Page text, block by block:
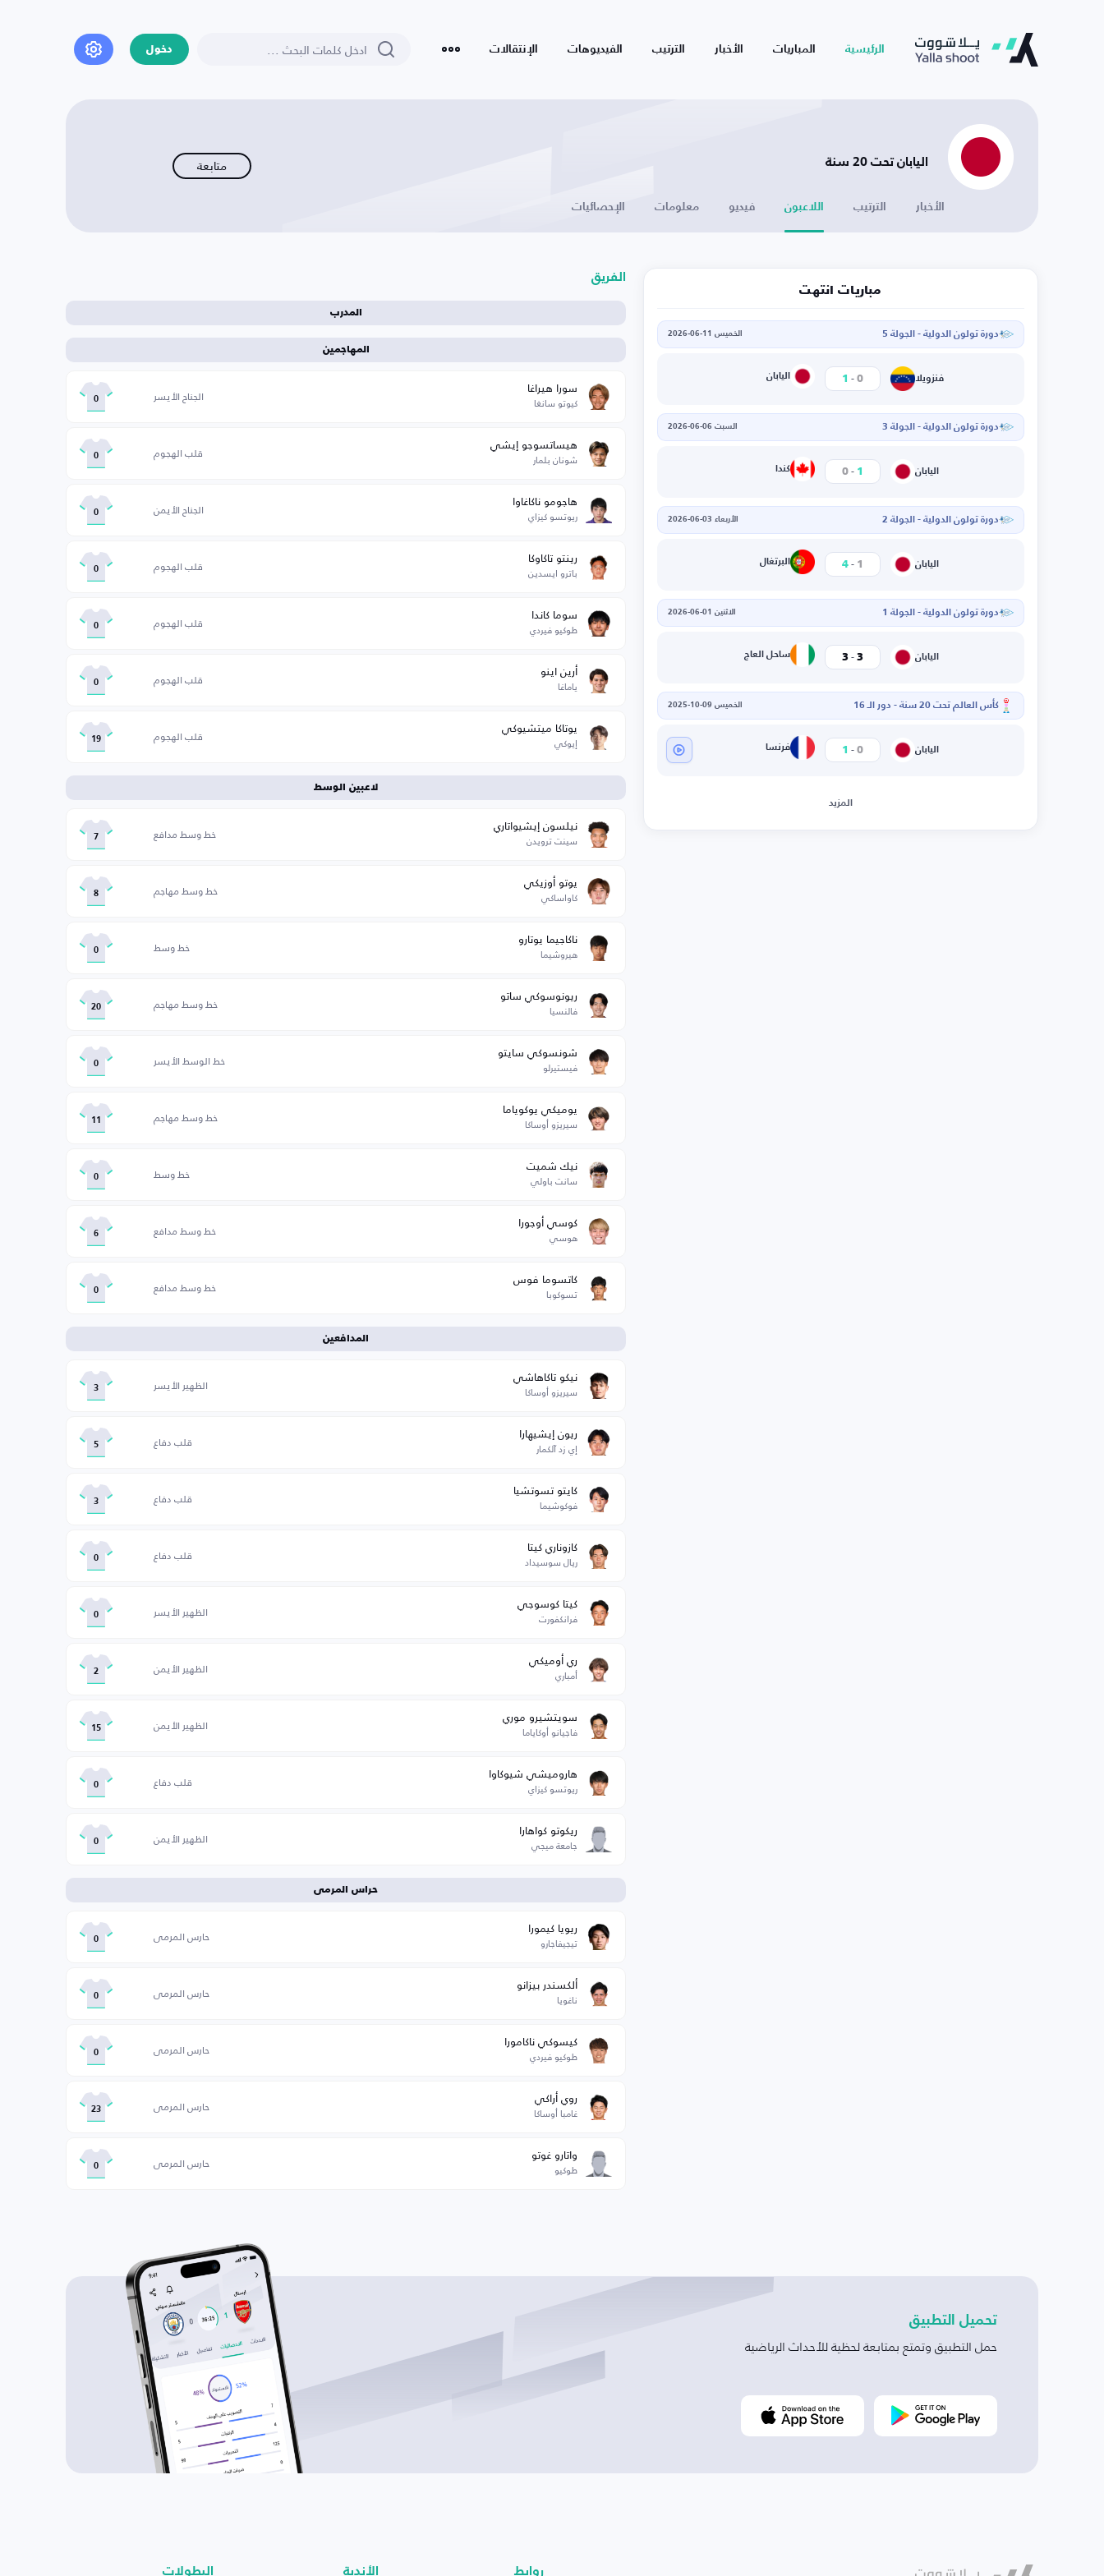
الرئيسية المباريات الأخبار الترتيب الفيديوهات الإنتقالات دخول
اليابان تحت 20 سنة متابعة
الأخبار الترتيب اللاعبون فيديو معلومات الإحصائيات
مباريات انتهت
دورة تولون الدولية - الجولة 5 الخميس 11-06-2026
فنزويلا 0
-
1 اليابان
دورة تولون الدولية - الجولة 3 السبت 06-06-2026
اليابان 1
-
0 كندا
دورة تولون الدولية - الجولة 2 الأربعاء 03-06-2026
اليابان 1
-
4 البرتغال
دورة تولون الدولية - الجولة 1 الاثنين 01-06-2026
اليابان 3
-
3 ساحل العاج
كأس العالم تحت 20 سنة - دور الـ 16 الخميس 09-10-2025
اليابان 0
-
1 فرنسا
المزيد
الفريق
المدرب
المهاجمين
سورا هيراغا
كيوتو سانغا الجناح الأيسر 0
هيساتسوجو إيشي
شونان بلمار قلب الهجوم 0
هاجومو ناكاغاوا
ريوتسو كيزاي الجناح الأيمن 0
رينتو تاكاوكا
باترو ايسدين قلب الهجوم 0
سوما كاندا
طوكيو فيردي قلب الهجوم 0
أرين اينو
ياماغا قلب الهجوم 0
يوتاكا ميتشيوكي
إيوكي قلب الهجوم 19
لاعبين الوسط
نيلسون إيشيواتاري
سينت ترويدن خط وسط مدافع 7
يوتو أوزيكي
كاواساكي خط وسط مهاجم 8
ناكاجيما يوتارو
هيروشيما خط وسط 0
ريونوسوكي ساتو
فالنسيا خط وسط مهاجم 20
شونسوكي سايتو
فيستيرلو خط الوسط الأيسر 0
يوميكي يوكوياما
سيريزو أوساكا خط وسط مهاجم 11
نيك شميت
سانت باولي خط وسط 0
كوسي أوجورا
هوسي خط وسط مدافع 6
كاتسوما فوس
تسوكوبا خط وسط مدافع 0
المدافعين
نيكو تاكاهاشي
سيريزو أوساكا الظهير الأيسر 3
ريون إيشيهارا
إي زد آلكمار قلب دفاع 5
كايتو تسوتشيا
فوكوشيما قلب دفاع 3
كازوناري كيتا
ريال سوسيداد قلب دفاع 0
كيتا كوسوجي
فرانكفورت الظهير الأيسر 0
ري أوميكي
أمباري الظهير الأيمن 2
سويتشيرو موري
فاجيانو أوكاياما الظهير الأيمن 15
هاروميشي شيوكاوا
ريوتسو كيزاي قلب دفاع 0
ريكوتو كواهارا
جامعة ميجي الظهير الأيمن 0
حراس المرمى
ريويا كيمورا
تيجيفاجارو حارس المرمى 0
ألكسندر بيزانو
ناغويا حارس المرمى 0
كيسوكي ناكامورا
طوكيو فيردي حارس المرمى 0
روي أراكي
غامبا أوساكا حارس المرمى 23
واتارو غوتو
طوكيو حارس المرمى 0
تحميل التطبيق
حمل التطبيق وتمتع بمتابعة لحظية للأحداث الرياضية
روابط الأندية البطولات